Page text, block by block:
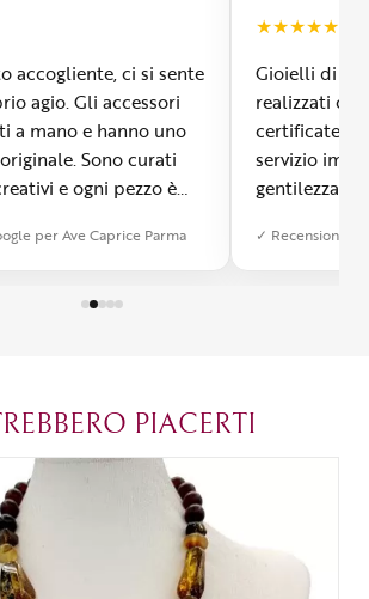
accogliente, ci si sente
agio. Gli accessori
a mano e hanno uno
Sono curati
e ogni pezzo è
che c’è tanta
farsi realizzare un
per Ave Caprice Parma
★★★★★
Gioielli di
realizzati
certificate,
servizio
gentilezza
i clienti,
✓ Recensione
PIACERTI